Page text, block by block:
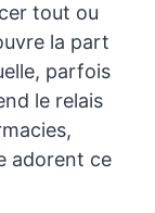
tout ou
la part
parfois
le relais
adorent ce